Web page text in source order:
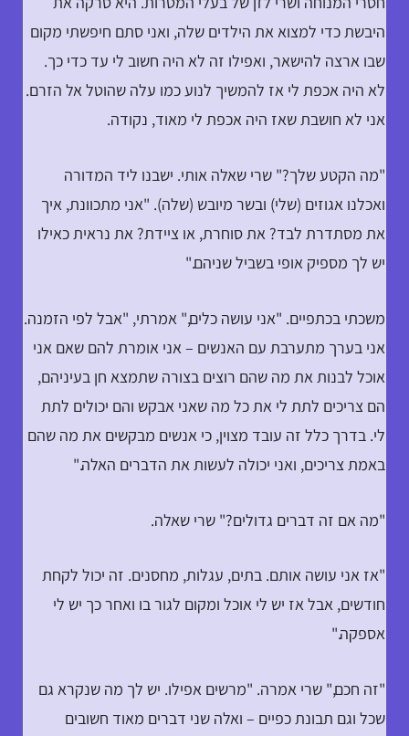
היבשת כדי למצוא את הילדים שלה, ואני סתם חיפשתי מקום
שבו ארצה להישאר, ואפילו זה לא היה חשוב לי עד כדי כך.
לא היה אכפת לי אז להמשיך לנוע כמו עלה שהוטל אל הזרם.
אני לא חושבת שאז היה אכפת לי מאוד, נקודה.
"מה הקטע שלך?" שרי שאלה אותי. ישבנו ליד המדורה
ואכלנו אגוזים (שלי) ובשר מיובש (שלה). "אני מתכוונת, איך
את מסתדרת לבד? את סוחרת, או ציידת? את נראית כאילו
יש לך מספיק אופי בשביל שניהם."
משכתי בכתפיים. "אני עושה כלים," אמרתי, "אבל לפי הזמנה.
אני בערך מתערבת עם האנשים – אני אומרת להם שאם אני
אוכל לבנות את מה שהם רוצים בצורה שתמצא חן בעיניהם,
הם צריכים לתת לי את כל מה שאני אבקש והם יכולים לתת
לי. בדרך כלל זה עובד מצוין, כי אנשים מבקשים את מה שהם
באמת צריכים, ואני יכולה לעשות את הדברים האלה."
"מה אם זה דברים גדולים?" שרי שאלה.
"אז אני עושה אותם. בתים, עגלות, מחסנים. זה יכול לקחת
חודשים, אבל אז יש לי אוכל ומקום לגור בו ואחר כך יש לי
אספקה."
"זה חכם," שרי אמרה. "מרשים אפילו. יש לך מה שנקרא גם
שכל וגם תבונת כפיים – ואלה שני דברים מאוד חשובים